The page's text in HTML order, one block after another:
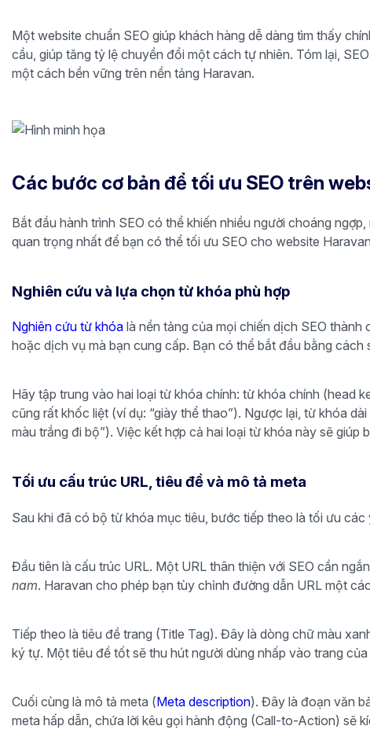
Một website chuẩn SEO giúp khách hàng dễ dàng tìm thấy
cầu, giúp tăng tỷ lệ chuyển đổi một cách tự nhiên. Tóm lại,
một cách bền vững trên nền tảng Haravan.
Các bước cơ bản để tối ưu SEO trên
Bắt đầu hành trình SEO có thể khiến nhiều người choáng
quan trọng nhất để bạn có thể tối ưu SEO cho website
Nghiên cứu và lựa chọn từ khóa phù hợp
Nghiên cứu từ khóa là nền tảng của mọi chiến dịch SEO
hoặc dịch vụ mà bạn cung cấp. Bạn có thể bắt đầu bằng cách
Hãy tập trung vào hai loại từ khóa chính: từ khóa chính (head
cũng rất khốc liệt (ví dụ: “giày thể thao”). Ngược lại, từ khóa
màu trắng đi bộ”). Việc kết hợp cả hai loại từ khóa này sẽ
Tối ưu cấu trúc URL, tiêu đề và mô tả meta
Sau khi đã có bộ từ khóa mục tiêu, bước tiếp theo là tối ưu
Đầu tiên là cấu trúc URL. Một URL thân thiện với SEO cần
nam. Haravan cho phép bạn tùy chỉnh đường dẫn URL một
Tiếp theo là tiêu đề trang (Title Tag). Đây là dòng chữ màu
ký tự. Một tiêu đề tốt sẽ thu hút người dùng nhấp vào trang
Cuối cùng là mô tả meta (Meta description). Đây là đoạn văn
meta hấp dẫn, chứa lời kêu gọi hành động (Call-to-Action) sẽ